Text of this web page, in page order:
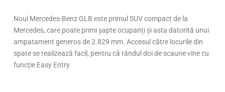
Noul Mercedes-Benz GLB este primul SUV compact de la
Mercedes, care poate primi șapte ocupanți și asta datorită unui
ampatament generos de 2.829 mm. Accesul către locurile din
spate se realizează facil, pentru că rândul doi de scaune vine cu
funcție Easy Entry.